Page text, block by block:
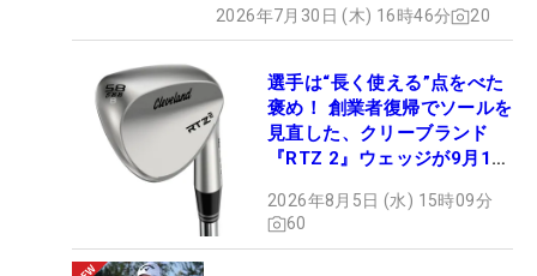
2026年7月30日 (木) 16時46分 20
選手は“長く使える”点をべた
褒め！ 創業者復帰でソールを
見直した、クリーブランド
『RTZ 2』ウェッジが9月12
2026年8月5日 (水) 15時09分
60